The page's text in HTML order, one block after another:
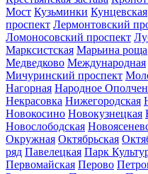
Мост Кузьминки Кунцевская
проспект Лермонтовский
Ломоносовский проспект
Марксистская Марьина роща
Медведково Международная
Мичуринский проспект
Нагорная Народное
Некрасовка Нижегородская
Новокосино Новокузнецкая
Новослободская
Окружная Октябрьская
ряд Павелецкая Парк
Первомайская Перово